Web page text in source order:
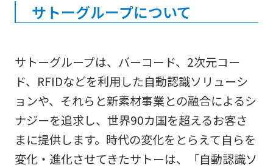
サトーグループについて
サトーグループは、バーコード、2次元コー
ド、RFIDなどを利用した自動認識ソリューシ
ョンや、それらと新素材事業との融合によるシ
ナジーを追求し、世界90カ国を超えるお客さ
まに提供します。時代の変化をとらえて自らを
変化・進化させてきたサトーは、「自動認識ソ